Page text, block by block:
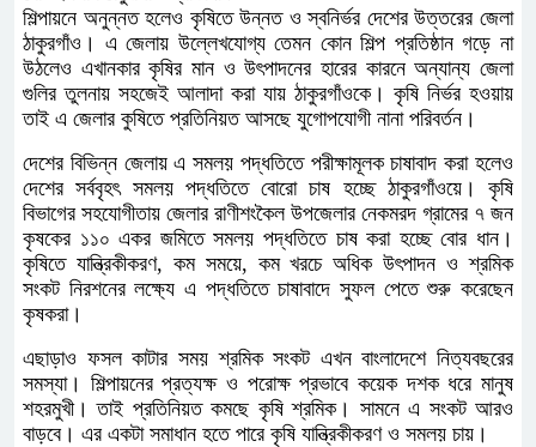
শিল্পায়নে অনুন্নত হলেও কৃষিতে উন্নত ও স্বনির্ভর দেশের উত্তরের জেলা
ঠাকুরগাঁও। এ জেলায় উল্লেখযোগ্য তেমন কোন শিল্প প্রতিষ্ঠান গড়ে না
উঠলেও এখানকার কৃষির মান ও উৎপাদনের হারের কারনে অন্যান্য জেলা
গুলির তুলনায় সহজেই আলাদা করা যায় ঠাকুরগাঁওকে। কৃষি নির্ভর হওয়ায়
তাই এ জেলার কুষিতে প্রতিনিয়ত আসছে যুগোপযোগী নানা পরিবর্তন।
দেশের বিভিন্ন জেলায় এ সমলয় পদ্ধতিতে পরীক্ষামূলক চাষাবাদ করা হলেও
দেশের সর্ববৃহৎ সমলয় পদ্ধতিতে বোরো চাষ হচ্ছে ঠাকুরগাঁওয়ে। কৃষি
বিভাগের সহযোগীতায় জেলার রাণীশংকৈল উপজেলার নেকমরদ গ্রামের ৭ জন
কৃষকের ১১০ একর জমিতে সমলয় পদ্ধতিতে চাষ করা হচ্ছে বোর ধান।
কৃষিতে যান্ত্রিকীকরণ, কম সময়ে, কম খরচে অধিক উৎপাদন ও শ্রমিক
সংকট নিরশনের লক্ষ্যে এ পদ্ধতিতে চাষাবাদে সুফল পেতে শুরু করেছেন
কৃষকরা।
এছাড়াও ফসল কাটার সময় শ্রমিক সংকট এখন বাংলাদেশে নিত্যবছরের
সমস্যা। শিল্পায়নের প্রত্যক্ষ ও পরোক্ষ প্রভাবে কয়েক দশক ধরে মানুষ
শহরমুখী। তাই প্রতিনিয়ত কমছে কৃষি শ্রমিক। সামনে এ সংকট আরও
বাড়বে। এর একটা সমাধান হতে পারে কৃষি যান্ত্রিকীকরণ ও সমলয় চায়।